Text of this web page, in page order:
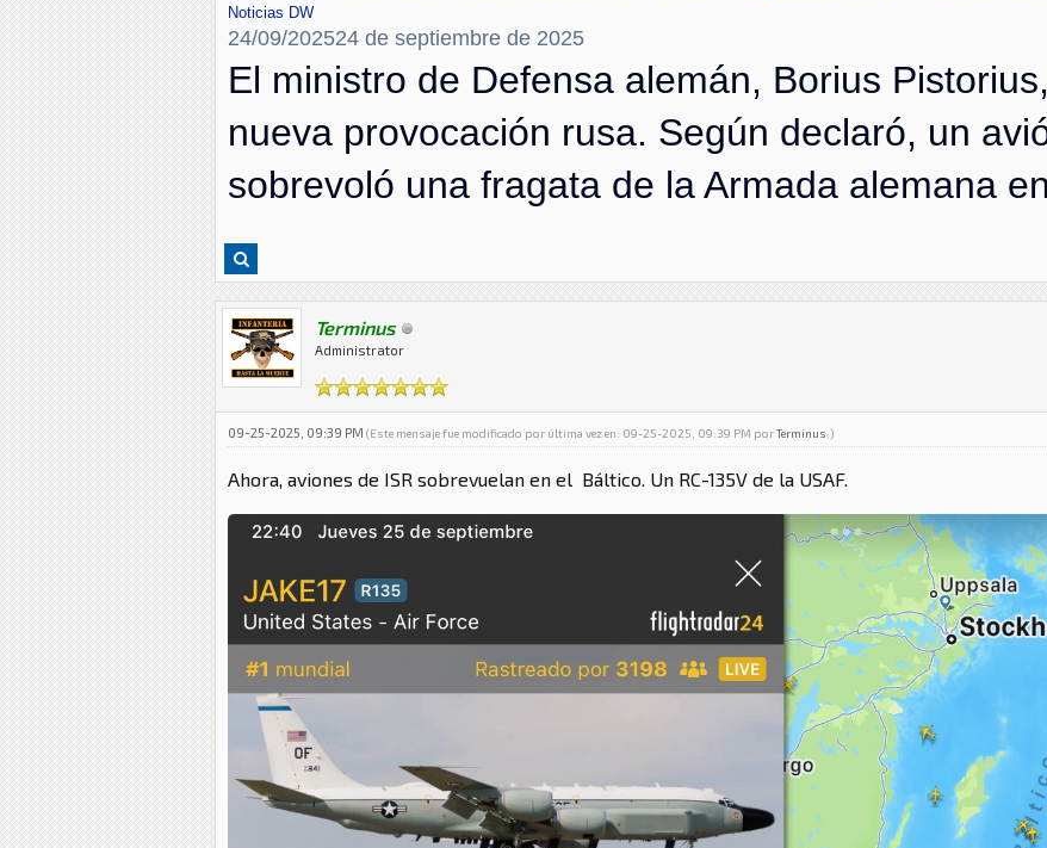
Noticias DW
24/09/202524 de septiembre de 2025
El ministro de Defensa alemán, Borius
nueva provocación rusa. Según declaró, un
sobrevoló una fragata de la Armada alemana
Terminus
Administrator
09-25-2025, 09:39 PM (Este mensaje fue modificado por última vez en: 09-25-2025, 09:39 PM porTerminus .)
Ahora, aviones de ISR sobrevuelan en el Báltico. Un RC-135V de la USAF.